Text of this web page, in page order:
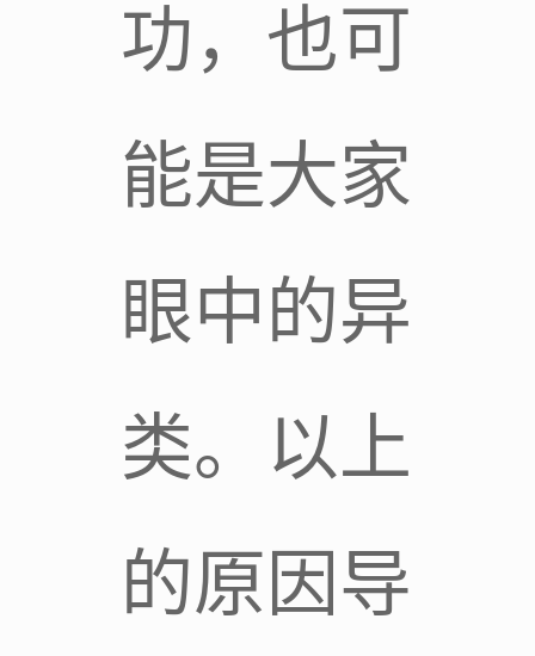
功，也可
能是大家
眼中的异
类。以上
的原因导